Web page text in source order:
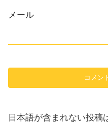
メール
日本語が含まれない投稿